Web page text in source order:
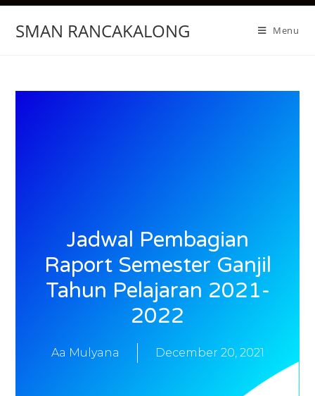
SMAN RANCAKALONG Menu
Jadwal Pembagian
Raport Semester Ganjil
Tahun Pelajaran 2021-
2022
Aa Mulyana December 20, 2021